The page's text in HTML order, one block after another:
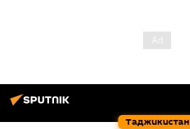
Таджикистан